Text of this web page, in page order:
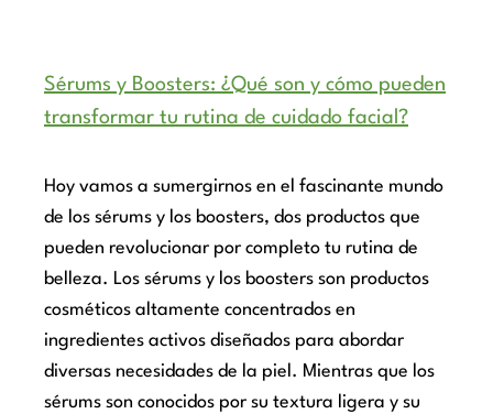
Sérums y Boosters: ¿Qué son y cómo pueden
transformar tu rutina de cuidado facial?
Hoy vamos a sumergirnos en el fascinante mundo
de los sérums y los boosters, dos productos que
pueden revolucionar por completo tu rutina de
belleza. Los sérums y los boosters son productos
cosméticos altamente concentrados en
ingredientes activos diseñados para abordar
diversas necesidades de la piel. Mientras que los
sérums son conocidos por su textura ligera y su